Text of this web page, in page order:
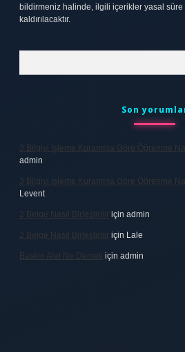
bildirmeniz halinde, ilgili içerikler yasal
kaldırılacaktır.
Son
3 Bilgiyi Işleme Kuramına Göre Öğrenme
admin
3 Bilgiyi Işleme Kuramına Göre Öğrenme
Levent
2 Belge Nasıl Birleştirilir için admin
2 Belge Nasıl Birleştirilir için Lale
Baskın Alel Ne Demek için admin